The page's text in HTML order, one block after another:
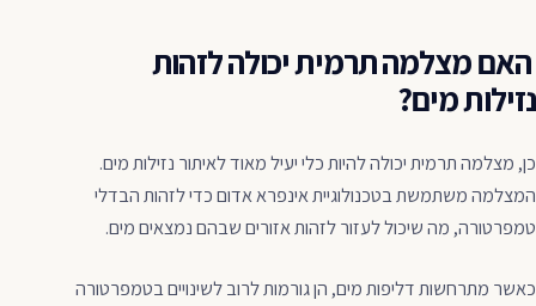
האם מצלמה תרמית יכולה לזהות
נזילות מים?
כן, מצלמה תרמית יכולה להיות כלי יעיל מאוד לאיתור נזילות מים.
המצלמה משתמשת בטכנולוגיית אינפרא אדום כדי לזהות הבדלי
טמפרטורה, מה שיכול לעזור לזהות אזורים שבהם נמצאים מים.
כאשר מתרחשות דליפות מים, הן גורמות לרוב לשינויים בטמפרטורה